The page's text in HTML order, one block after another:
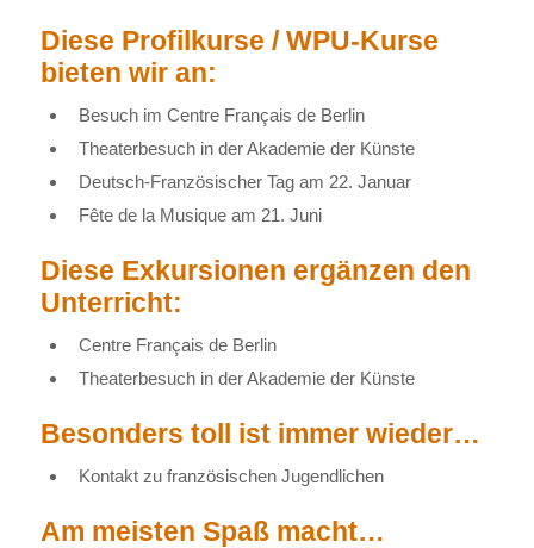
Diese Profilkurse / WPU-Kurse
bieten wir an:
Besuch im Centre Français de Berlin
Theaterbesuch in der Akademie der Künste
Deutsch-Französischer Tag am 22. Januar
Fête de la Musique am 21. Juni
Diese Exkursionen ergänzen den
Unterricht:
Centre Français de Berlin
Theaterbesuch in der Akademie der Künste
Besonders toll ist immer wieder…
Kontakt zu französischen Jugendlichen
Am meisten Spaß macht…